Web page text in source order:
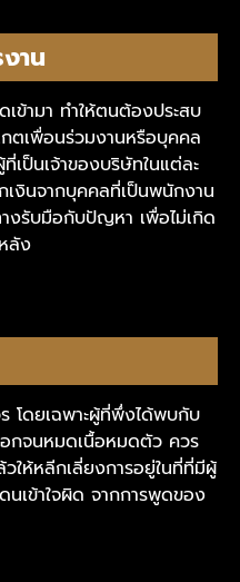
าน
เข้ามา ทำให้ตนต้องประสบ
ตเพื่อนร่วมงานหรือบุคคล
เป็นเจ้าของบริษัทในแต่ละ
เงินจากบุคคลที่เป็นพนักงาน
งรับมือกับปัญหา เพื่อไม่เกิด
ลัง
โดยเฉพาะผู้ที่พึ่งได้พบกับ
อกจนหมดเนื้อหมดตัว ควร
ให้หลีกเลี่ยงการอยู่ในที่ที่มีผู้
เข้าใจผิด จากการพูดของ